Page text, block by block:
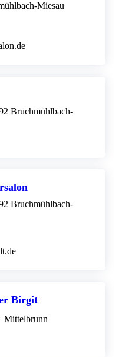
Miesau
Bruchmühlbach-
Bruchmühlbach-
Birgit
Mittelbrunn